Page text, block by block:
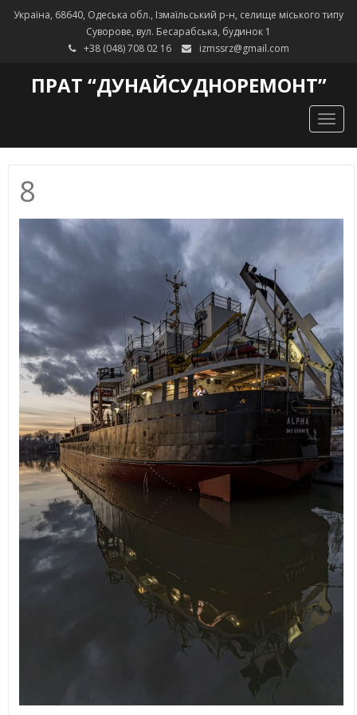
Україна, 68640, Одеська обл., Ізмаїльський р-н, селище міського типу
Суворове, вул. Бесарабська, будинок 1
+38 (048) 708 02 16
izmssrz@gmail.com
ПРАТ “ДУНАЙСУДНОРЕМОНТ”
8